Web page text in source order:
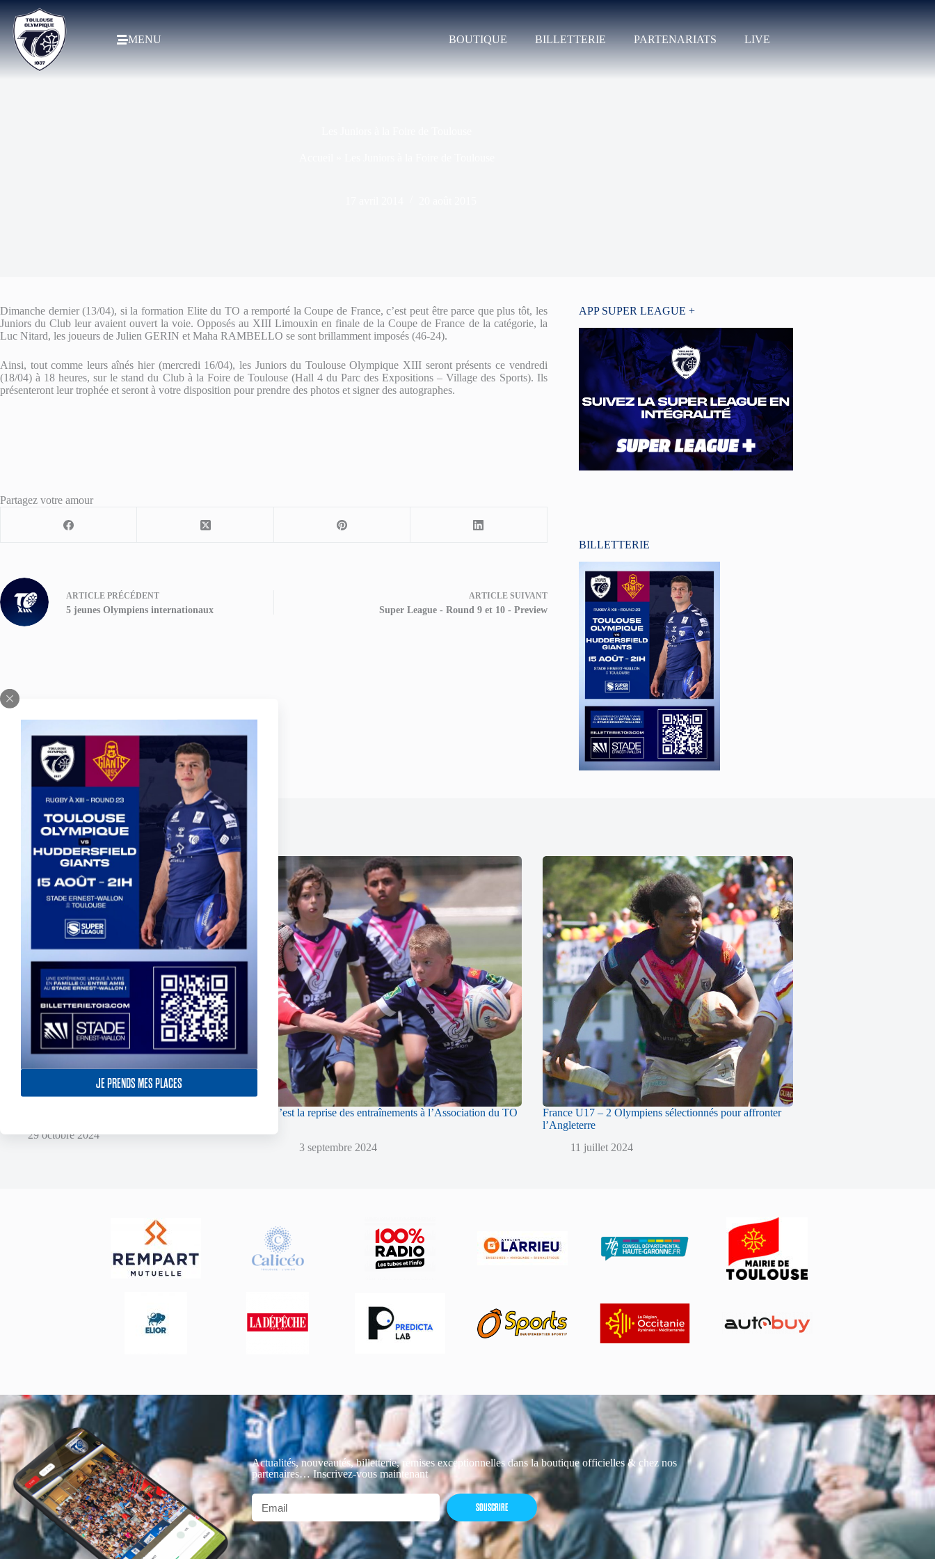
JE PRENDS MES PLACES
MENU BOUTIQUE BILLETTERIE PARTENARIATS LIVE
Dimanche dernier (13/04), si la formation Elite du TO a remporté la Coupe de France, c’est peut être parce que plus tôt, les
Juniors du Club leur avaient ouvert la voie. Opposés au XIII Limouxin en finale de la Coupe de France de la catégorie, la
Luc Nitard, les joueurs de Julien GERIN et Maha RAMBELLO se sont brillamment imposés (46-24).
Ainsi, tout comme leurs aînés hier (mercredi 16/04), les Juniors du Toulouse Olympique XIII seront présents ce vendredi
(18/04) à 18 heures, sur le stand du Club à la Foire de Toulouse (Hall 4 du Parc des Expositions – Village des Sports). Ils
présenteront leur trophée et seront à votre disposition pour prendre des photos et signer des autographes.
Partagez votre amour
ARTICLE PRÉCÉDENT
5 jeunes Olympiens internationaux
ARTICLESUIVANT
Super League - Round 9 et 10 - Preview
APP SUPER LEAGUE +
BILLETTERIE
Publications similaires
29 octobre 2024
C’est la reprise des entraînements à l’Association du TO
3 septembre 2024
France U17 – 2 Olympiens sélectionnés pour affronter
l’Angleterre
11 juillet 2024
Actualités, nouveautés, billetterie, remises exceptionnelles dans la boutique officielles & chez nos
partenaires… Inscrivez-vous maintenant
SOUSCRIRE